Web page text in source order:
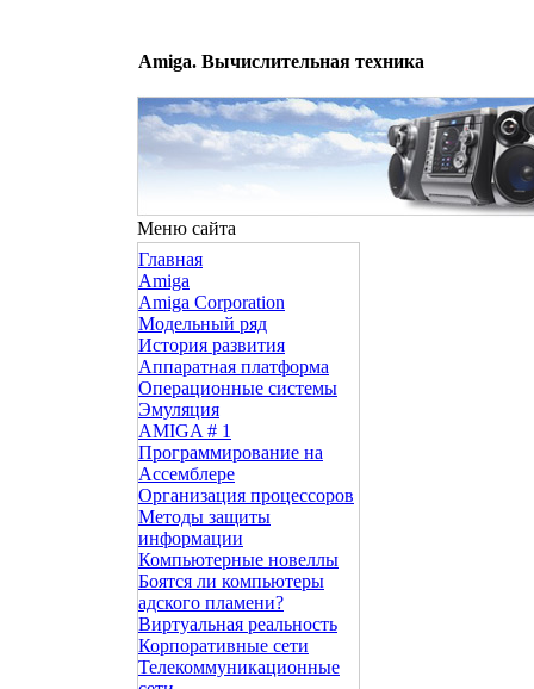
Amiga. Вычислительная техника
Меню сайта
Главная
Amiga
Amiga Corporation
Модельный ряд
История развития
Аппаратная платформа
Операционные системы
Эмуляция
AMIGA # 1
Программирование на
Ассемблере
Организация процессоров
Методы защиты
информации
Компьютерные новеллы
Боятся ли компьютеры
адского пламени?
Виртуальная реальность
Корпоративные сети
Телекоммуникационные